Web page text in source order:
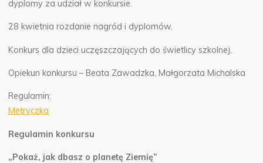
dyplomy za udział w konkursie.
28 kwietnia rozdanie nagród i dyplomów.
Konkurs dla dzieci uczęszczających do świetlicy szkolnej.
Opiekun konkursu – Beata Zawadzka, Małgorzata Michalska
Regulamin:
Metryczka
Regulamin konkursu
„Pokaż, jak dbasz o planetę Ziemię”